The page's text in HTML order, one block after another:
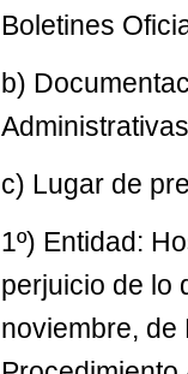
Boletines
b)
c) Lugar de
1º) Entidad:
perjuicio de lo
noviembre, de